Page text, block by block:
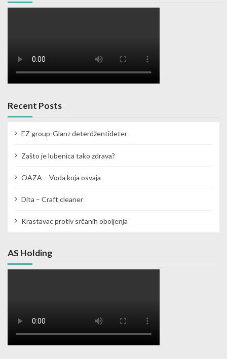
Recent Posts
EZ group-Glanz deterdžentideter
Zašto je lubenica tako zdrava?
OAZA – Voda koja osvaja
Dita – Craft cleaner
Krastavac protiv srčanih oboljenja
AS Holding